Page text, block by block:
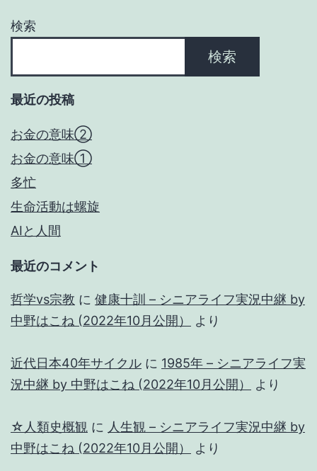
ョ
検索
検索
最近の投稿
お金の意味②
お金の意味①
多忙
生命活動は螺旋
AIと人間
最近のコメント
哲学vs宗教 に 健康十訓 – シニアライフ実況中継 by
中野はこね (2022年10月公開）
より
近代日本40年サイクル に 1985年 – シニアライフ実
況中継 by 中野はこね (2022年10月公開）
より
☆人類史概観 に 人生観 – シニアライフ実況中継 by
中野はこね (2022年10月公開）
より